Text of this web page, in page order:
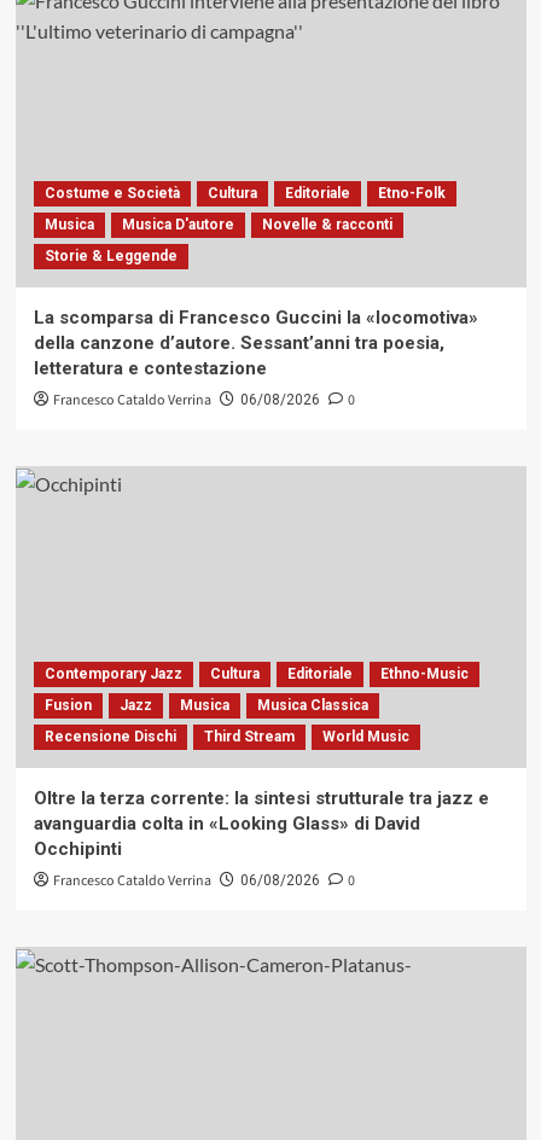
Costume e Società Cultura Editoriale
Etno-Folk
Musica
Musica D'autore
Novelle & racconti
Storie & Leggende
La scomparsa di Francesco Guccini la «locomotiva»
della canzone d’autore. Sessant’anni tra poesia,
letteratura e contestazione
Francesco Cataldo Verrina 06/08/2026 0
Contemporary Jazz Cultura Editoriale
Ethno-Music
Fusion
Jazz Musica
Musica Classica
Recensione Dischi
Third Stream World Music
Oltre la terza corrente: la sintesi strutturale tra jazz e
avanguardia colta in «Looking Glass» di David
Occhipinti
Francesco Cataldo Verrina 06/08/2026 0